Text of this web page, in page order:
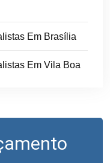
Em Brasília
Em Vila Boa